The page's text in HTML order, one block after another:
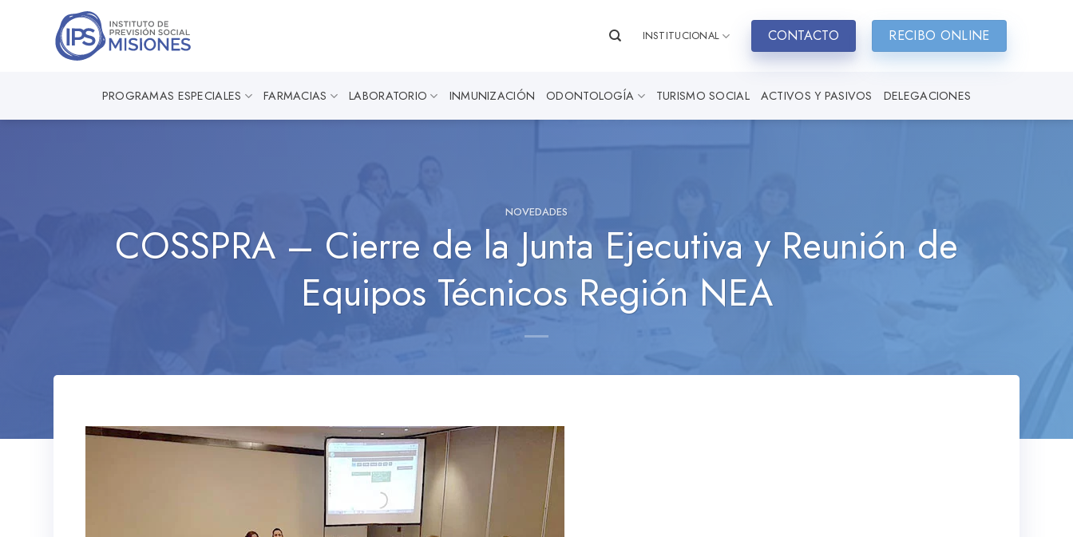
INSTITUCIONAL CONTACTO RECIBO ONLINE
PROGRAMAS ESPECIALES FARMACIAS LABORATORIO INMUNIZACIÓN ODONTOLOGÍA TURISMO SOCIAL ACTIVOS Y PASIVOS DELEGACIONES
NOVEDADES
COSSPRA – Cierre de la Junta Ejecutiva y Reunión de
Equipos Técnicos Región NEA